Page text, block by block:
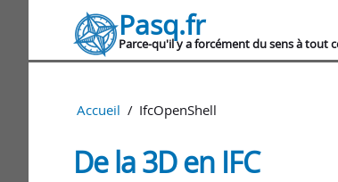
Pasq.fr
Parce-qu'il y a forcément du sens à tout
Accueil IfcOpenShell
De la 3D en IFC